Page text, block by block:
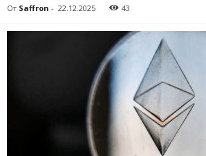
От Saffron - 22.12.2025 43